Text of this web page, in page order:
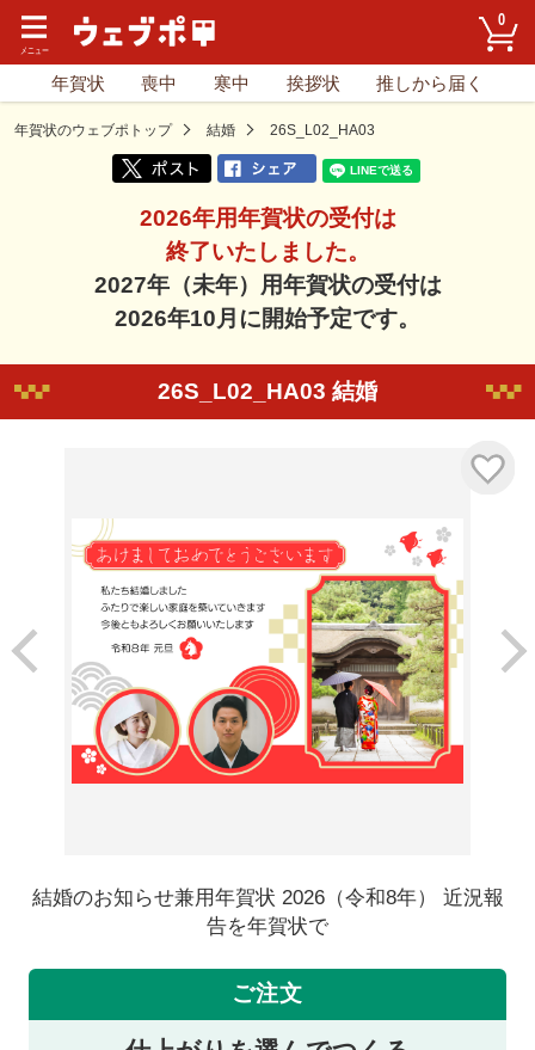
0
年賀状 喪中 寒中 挨拶状 推しから届く
年賀状のウェブポトップ 結婚 26S_L02_HA03
2026年用年賀状の受付は
終了いたしました。
2027年（未年）用年賀状の受付は
2026年10月に開始予定です。
26S_L02_HA03 結婚
結婚のお知らせ兼用年賀状 2026（令和8年） 近況報
告を年賀状で
ご注文